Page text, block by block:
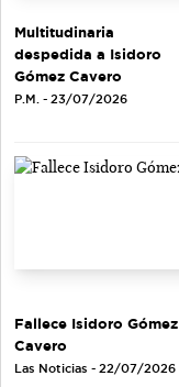
Multitudinaria
despedida a Isidoro
Gómez Cavero
P.M. - 23/07/2026
Fallece Isidoro Gómez
Cavero
Las Noticias - 22/07/2026